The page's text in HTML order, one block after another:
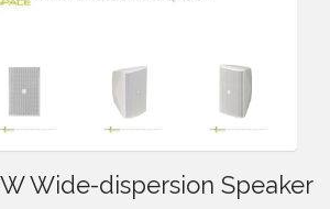
Wide-dispersion Speaker